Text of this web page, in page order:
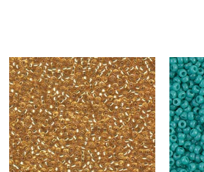
למוצר
זה
יש
מספר
סוגים.
ניתן
טווח
מחירים:
⁦9.00 ₪⁩
עד
⁦12.00 ₪⁩
למוצר
זה
יש
מספר
סוגים.
ניתן